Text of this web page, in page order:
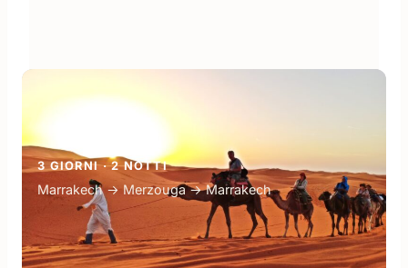
3 GIORNI · 2 NOTTI
Marrakech → Merzouga → Marrakech